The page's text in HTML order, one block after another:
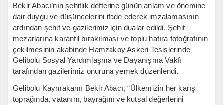
Bekir Abacı’nın şehitlik defterine günün anlam ve önemine
dair duygu ve düşüncelerini ifade ederek imzalamasının
ardından şehit ve gazilerimiz için dualar edildi. Şehit
mezarlarına karanfil bırakılması ve toplu hatıra fotoğrafının
çekilmesinin akabinde Hamzakoy Askeri Tesislerinde
Gelibolu Sosyal Yardımlaşma ve Dayanışma Vakfı
tarafından gazilerimiz onuruna yemek düzenlendi.
Gelibolu Kaymakamı Bekir Abacı, “Ülkemizin her karış
toprağında, vatanını, bayrağını ve kutsal değerlerini